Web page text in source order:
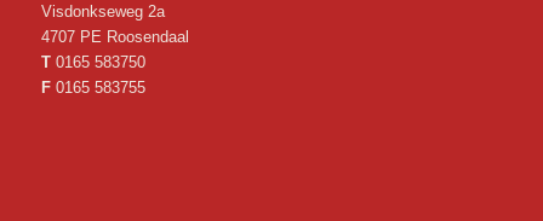
Visdonkseweg 2a
4707 PE Roosendaal
T 0165 583750
F 0165 583755